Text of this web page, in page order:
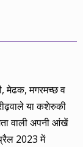
मेढक, मगरमच्छ व
या कशेरुकी
वाली अपनी आंखें
2023 में